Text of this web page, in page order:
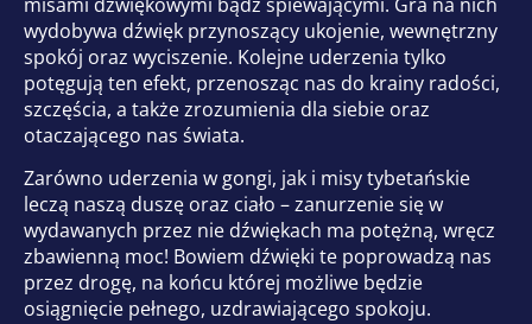
wydobywa dźwięk przynoszący ukojenie, wewnętrzny
spokój oraz wyciszenie. Kolejne uderzenia tylko
potęgują ten efekt, przenosząc nas do krainy radości,
szczęścia, a także zrozumienia dla siebie oraz
otaczającego nas świata.
Zarówno uderzenia w gongi, jak i misy tybetańskie
leczą naszą duszę oraz ciało – zanurzenie się w
wydawanych przez nie dźwiękach ma potężną, wręcz
zbawienną moc! Bowiem dźwięki te poprowadzą nas
przez drogę, na końcu której możliwe będzie
osiągnięcie pełnego, uzdrawiającego spokoju.